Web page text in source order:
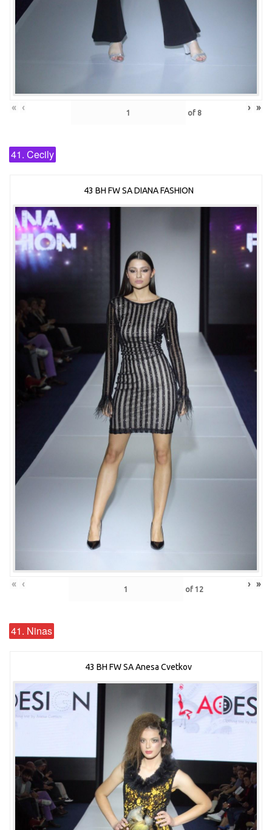
« ‹ of 8 › »
41. Cecily
43 BH FW SA DIANA FASHION
« ‹ of 12 › »
41. Ninas
43 BH FW SA Anesa Cvetkov